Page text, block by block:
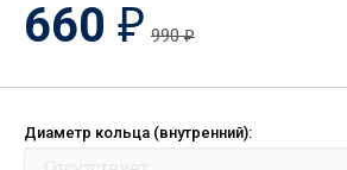
660 ₽ 990₽
Диаметр кольца (внутренний):